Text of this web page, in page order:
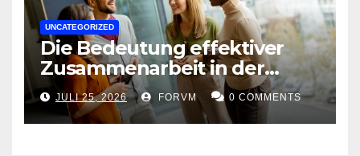
UNCATEGORIZED
Die Bedeutung effektiver
Zusammenarbeit in der
Arbeitswelt
JULI 25, 2026 FORVM 0 COMMENTS